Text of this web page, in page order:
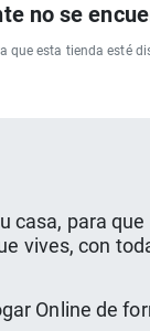
no se
que esta tienda esté
para
vives, con
Online de